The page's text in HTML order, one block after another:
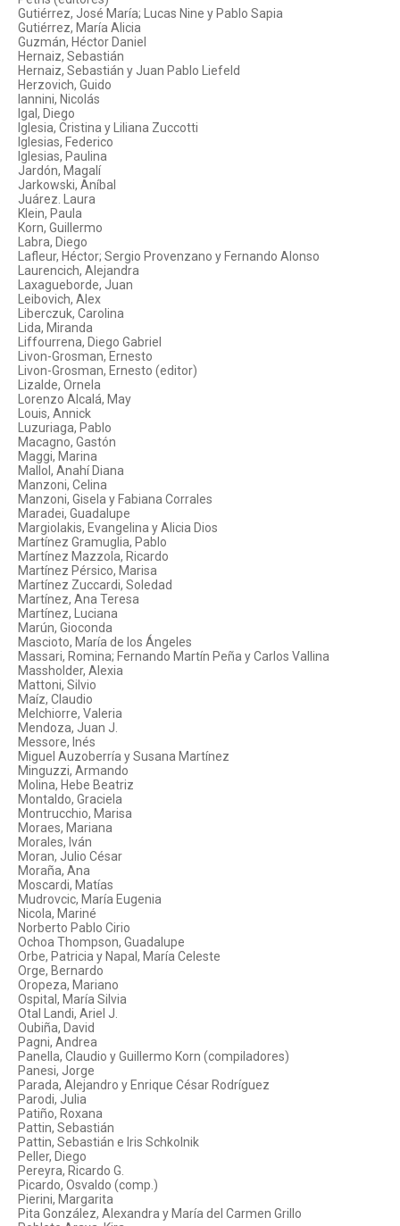
Gutiérrez, José María; Lucas Nine y Pablo Sapia
Gutiérrez, María Alicia
Guzmán, Héctor Daniel
Hernaiz, Sebastián
Hernaiz, Sebastián y Juan Pablo Liefeld
Herzovich, Guido
Iannini, Nicolás
Igal, Diego
Iglesia, Cristina y Liliana Zuccotti
Iglesias, Federico
Iglesias, Paulina
Jardón, Magalí
Jarkowski, Aníbal
Juárez. Laura
Klein, Paula
Korn, Guillermo
Labra, Diego
Lafleur, Héctor; Sergio Provenzano y Fernando Alonso
Laurencich, Alejandra
Laxagueborde, Juan
Leibovich, Alex
Liberczuk, Carolina
Lida, Miranda
Liffourrena, Diego Gabriel
Livon-Grosman, Ernesto
Livon-Grosman, Ernesto (editor)
Lizalde, Ornela
Lorenzo Alcalá, May
Louis, Annick
Luzuriaga, Pablo
Macagno, Gastón
Maggi, Marina
Mallol, Anahí Diana
Manzoni, Celina
Manzoni, Gisela y Fabiana Corrales
Maradei, Guadalupe
Margiolakis, Evangelina y Alicia Dios
Martínez Gramuglia, Pablo
Martínez Mazzola, Ricardo
Martínez Pérsico, Marisa
Martínez Zuccardi, Soledad
Martínez, Ana Teresa
Martínez, Luciana
Marún, Gioconda
Mascioto, María de los Ángeles
Massari, Romina; Fernando Martín Peña y Carlos Vallina
Massholder, Alexia
Mattoni, Silvio
Maíz, Claudio
Melchiorre, Valeria
Mendoza, Juan J.
Messore, Inés
Miguel Auzoberría y Susana Martínez
Minguzzi, Armando
Molina, Hebe Beatriz
Montaldo, Graciela
Montrucchio, Marisa
Moraes, Mariana
Morales, Iván
Moran, Julio César
Moraña, Ana
Moscardi, Matías
Mudrovcic, María Eugenia
Nicola, Mariné
Norberto Pablo Cirio
Ochoa Thompson, Guadalupe
Orbe, Patricia y Napal, María Celeste
Orge, Bernardo
Oropeza, Mariano
Ospital, María Silvia
Otal Landi, Ariel J.
Oubiña, David
Pagni, Andrea
Panella, Claudio y Guillermo Korn (compiladores)
Panesi, Jorge
Parada, Alejandro y Enrique César Rodríguez
Parodi, Julia
Patiño, Roxana
Pattin, Sebastián
Pattin, Sebastián e Iris Schkolnik
Peller, Diego
Pereyra, Ricardo G.
Picardo, Osvaldo (comp.)
Pierini, Margarita
Pita González, Alexandra y María del Carmen Grillo